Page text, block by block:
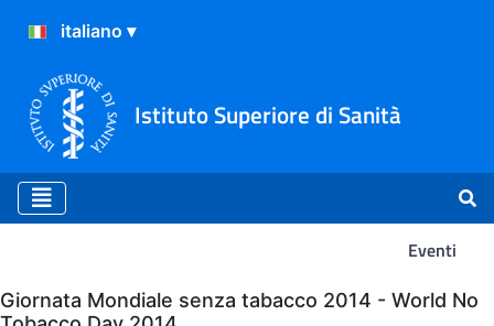
Istituto Superiore di Sanità
Eventi
Eventi
Giornata Mondiale senza tabacco 2014 - World No